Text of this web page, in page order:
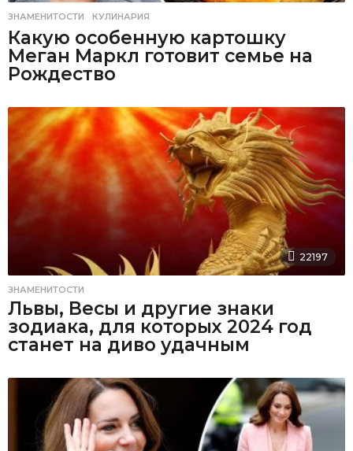
ЗНАМЕНИТОСТИ ,КУЛИНАРИЯ
Какую особенную картошку
Меган Маркл готовит семье на
Рождество
22197
ЗНАМЕНИТОСТИ
Львы, Весы и другие знаки
зодиака, для которых 2024 год
станет на диво удачным